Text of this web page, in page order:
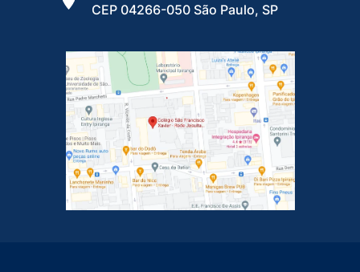
CEP 04266-050 São Paulo, SP